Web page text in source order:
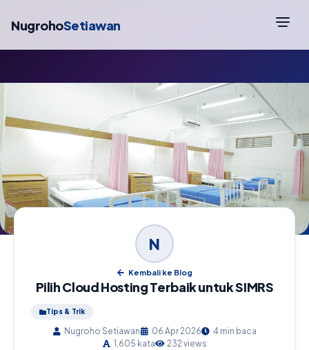
NugrohoSetiawan
N
Kembali ke Blog
Pilih Cloud Hosting Terbaik untuk SIMRS
Tips & Trik
Nugroho Setiawan 06 Apr 2026
4 min baca
1,605 kata
232 views